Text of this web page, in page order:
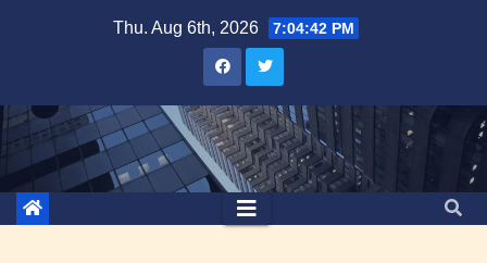
Thu. Aug 6th, 2026 7:04:43 PM